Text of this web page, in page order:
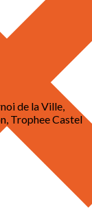
de la Ville,
Trophee Castel